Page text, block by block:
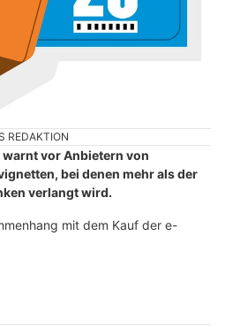
REDAKTION
vor Anbietern von
bei denen mehr als der
verlangt wird.
mit dem Kauf der e-